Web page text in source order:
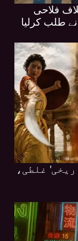
فلاحی
طلب کرلیا
غلطی،